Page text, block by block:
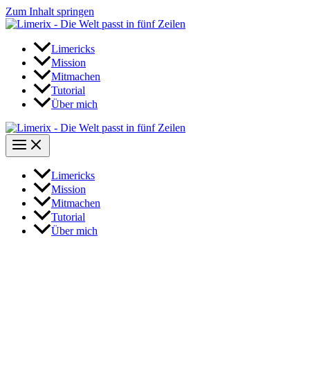
Zum Inhalt springen
Limericks
Mission
Mitmachen
Tutorial
Über mich
Limericks
Mission
Mitmachen
Tutorial
Über mich